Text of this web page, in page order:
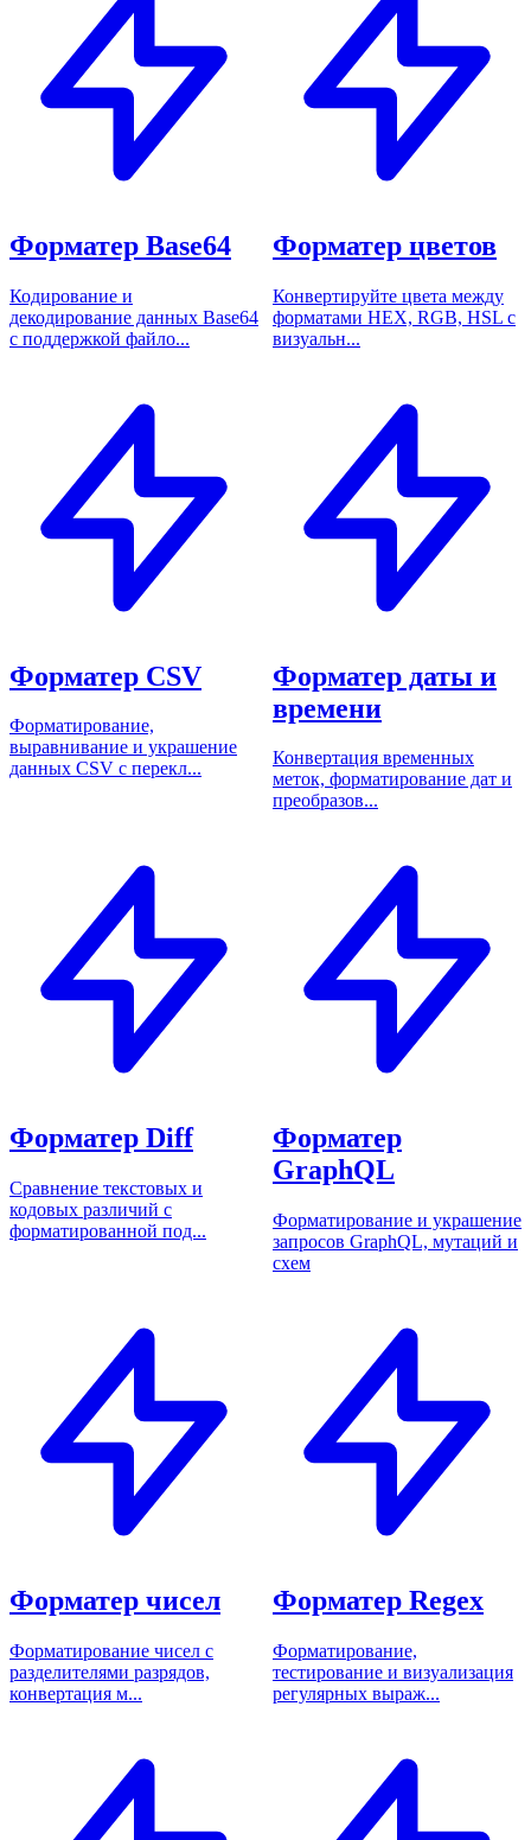
Форматер Base64
Кодирование и
декодирование данных Base64
с поддержкой файло...
Форматер цветов
Конвертируйте цвета между
форматами HEX, RGB, HSL с
визуальн...
Форматер CSV
Форматирование,
выравнивание и украшение
данных CSV с перекл...
Форматер даты и
времени
Конвертация временных
меток, форматирование дат и
преобразов...
Форматер Diff
Сравнение текстовых и
кодовых различий с
форматированной под...
Форматер
GraphQL
Форматирование и украшение
запросов GraphQL, мутаций и
схем
Форматер чисел
Форматирование чисел с
разделителями разрядов,
конвертация м...
Форматер Regex
Форматирование,
тестирование и визуализация
регулярных выраж...